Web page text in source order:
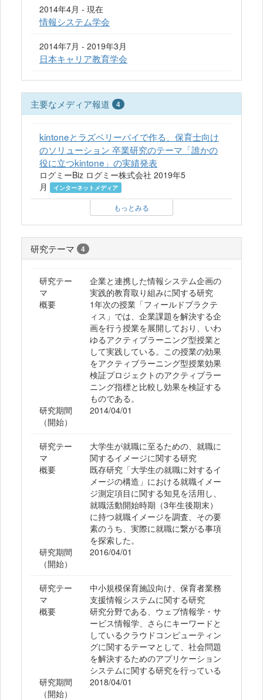
2014年4月 - 現在
情報システム学会
2014年7月 - 2019年3月
日本キャリア教育学会
主要なメディア報道 4
kintoneとラズベリーパイで作る、保育士向け
のソリューション 卒業研究のテーマ「誰かの
役に立つkintone」の実績発表
ログミーBiz ログミー株式会社 2019年5
月
インターネットメディア
もっとみる
研究テーマ 4
研究テー
マ
企業と連携した情報システム企画の
実践的教育取り組みに関する研究
概要
1年次の授業「フィールドプラクテ
ィス」では、企業課題を解決する企
画を行う授業を展開しており、いわ
ゆるアクティブラーニング型授業と
して実践している。この授業の効果
をアクティブラーニング型授業効果
検証プロジェクトのアクティブラー
ニング指標と比較し効果を検証する
ものである。
研究期間
（開始）
2014/04/01
研究テー
マ
大学生が就職に至るための、就職に
関するイメージに関する研究
概要
既存研究「大学生の就職に対するイ
メージの構造」における就職イメー
ジ測定項目に関する知見を活用し、
就職活動開始時期（3年生後期末）
に持つ就職イメージを調査、その要
素のうち、実際に就職に繋がる事項
を探索した。
研究期間
（開始）
2016/04/01
研究テー
マ
中小規模保育施設向け、保育者業務
支援情報システムに関する研究
概要
研究分野である、ウェブ情報学・サ
ービス情報学、さらにキーワードと
しているクラウドコンピューティン
グに関するテーマとして、社会問題
を解決するためのアプリケーション
システムに関する研究を行っている
研究期間
（開始）
2018/04/01